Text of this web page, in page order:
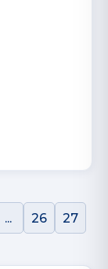
... 26 27